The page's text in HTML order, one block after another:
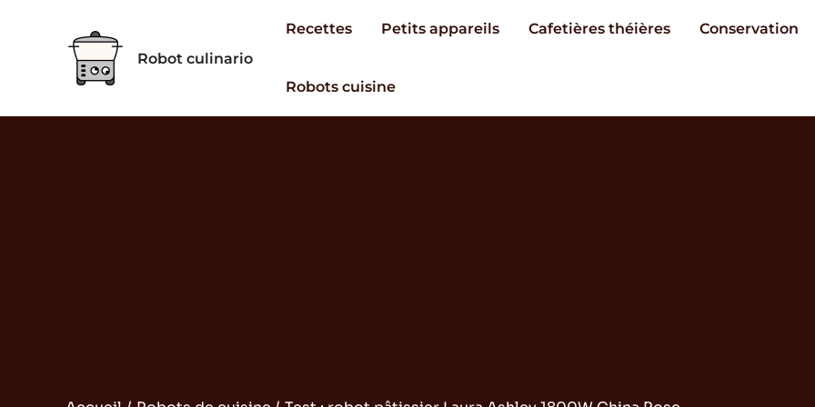
Robot culinario
Recettes Petits appareils Cafetières théières Conservation
Robots cuisine